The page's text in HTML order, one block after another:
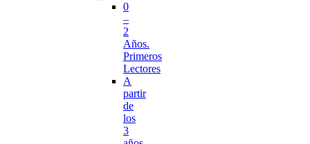
0
–
2
Años.
Primeros
Lectores
A
partir
de
los
3